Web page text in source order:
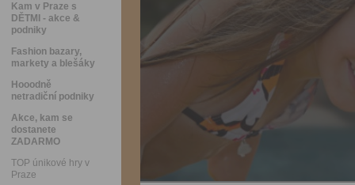
Kam v Praze s
DĚTMI - akce &
podniky
Fashion bazary,
markety a blešáky
Hooodně
netradiční podniky
Akce, kam se
dostanete
ZADARMO
TOP únikové hry v
Praze